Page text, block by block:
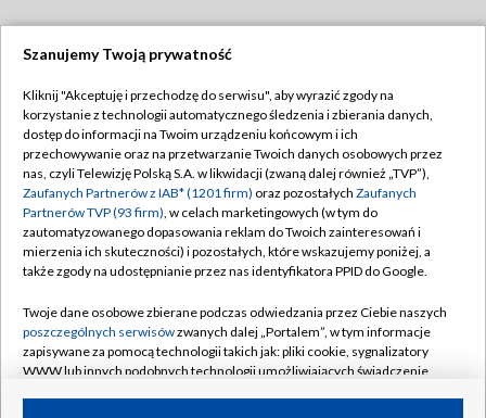
TVP
Abonament TVP
Emisja w TVP
Centrum informacji TVP
Naziemna Telewizja Cyfrowa
Rada Programowa
System NOS
Informacje o nadawcy
Regulamin TVP
Polityka prywatności
Moje zgody
Pomoc
Kontakt
Kanały
Szanujemy Twoją prywatność
Kliknij "Akceptuję i przechodzę do serwisu", aby wyrazić zgody na
korzystanie z technologii automatycznego śledzenia i zbierania danych,
dostęp do informacji na Twoim urządzeniu końcowym i ich
przechowywanie oraz na przetwarzanie Twoich danych osobowych przez
nas, czyli Telewizję Polską S.A. w likwidacji (zwaną dalej również „TVP”),
Zaufanych Partnerów z IAB* (1201 firm) oraz pozostałych Zaufanych
Partnerów TVP (93 firm), w celach marketingowych (w tym do
zautomatyzowanego dopasowania reklam do Twoich zainteresowań i
mierzenia ich skuteczności) i pozostałych, które wskazujemy poniżej, a
także zgody na udostępnianie przez nas identyfikatora PPID do Google.
Twoje dane osobowe zbierane podczas odwiedzania przez Ciebie naszych
poszczególnych serwisówzwanych dalej „Portalem”, w tym informacje
zapisywane za pomocą technologii takich jak: pliki cookie, sygnalizatory
WWW lub innych podobnych technologii umożliwiających świadczenie